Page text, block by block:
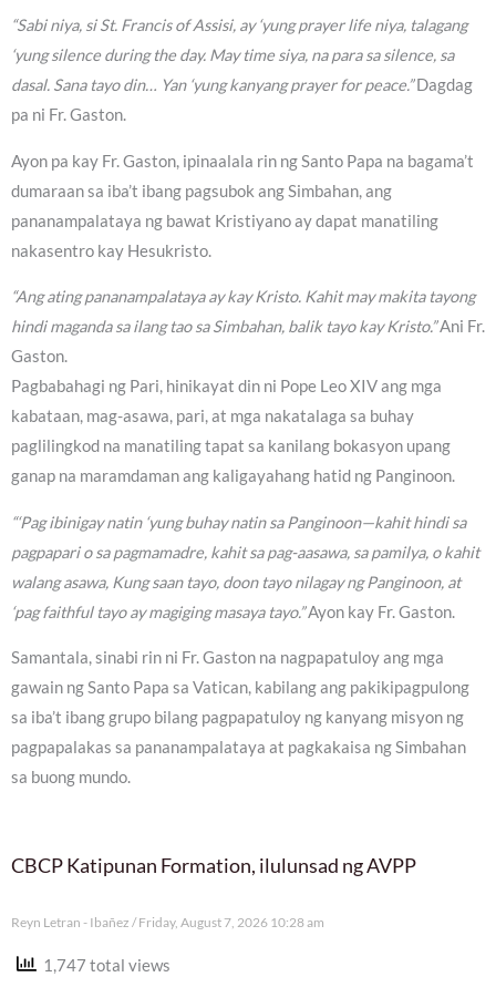
“Sabi niya, si St. Francis of Assisi, ay ‘yung prayer life niya, talagang
‘yung silence during the day. May time siya, na para sa silence, sa
dasal. Sana tayo din… Yan ‘yung kanyang prayer for peace.”Dagdag
pa ni Fr. Gaston.
Ayon pa kay Fr. Gaston, ipinaalala rin ng Santo Papa na bagama’t
dumaraan sa iba’t ibang pagsubok ang Simbahan, ang
pananampalataya ng bawat Kristiyano ay dapat manatiling
nakasentro kay Hesukristo.
“Ang ating pananampalataya ay kay Kristo. Kahit may makita tayong
hindi maganda sa ilang tao sa Simbahan, balik tayo kay Kristo.”Ani Fr.
Gaston.
Pagbabahagi ng Pari, hinikayat din ni Pope Leo XIV ang mga
kabataan, mag-asawa, pari, at mga nakatalaga sa buhay
paglilingkod na manatiling tapat sa kanilang bokasyon upang
ganap na maramdaman ang kaligayahang hatid ng Panginoon.
“‘Pag ibinigay natin ‘yung buhay natin sa Panginoon—kahit hindi sa
pagpapari o sa pagmamadre, kahit sa pag-aasawa, sa pamilya, o kahit
walang asawa, Kung saan tayo, doon tayo nilagay ng Panginoon, at
‘pag faithful tayo ay magiging masaya tayo.”Ayon kay Fr. Gaston.
Samantala, sinabi rin ni Fr. Gaston na nagpapatuloy ang mga
gawain ng Santo Papa sa Vatican, kabilang ang pakikipagpulong
sa iba’t ibang grupo bilang pagpapatuloy ng kanyang misyon ng
pagpapalakas sa pananampalataya at pagkakaisa ng Simbahan
sa buong mundo.
CBCP Katipunan Formation, ilulunsad ng AVPP
Reyn Letran - Ibañez Friday, August 7, 2026 10:28 am
1,747 total views